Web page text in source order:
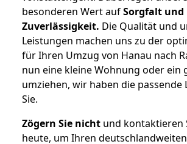
besonderen Wert aufSorgfalt und
Zuverlässigkeit. Die Qualität und
Leistungen machen uns zu der
für Ihren Umzug von Hanau nach
nun eine kleine Wohnung oder ein
umziehen, wir haben die passende
Sie.
Zögern Sie nicht und kontaktieren
heute, um Ihren